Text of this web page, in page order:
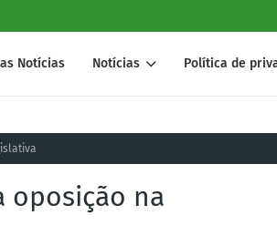
Notícias Notícias Política de
oposição na